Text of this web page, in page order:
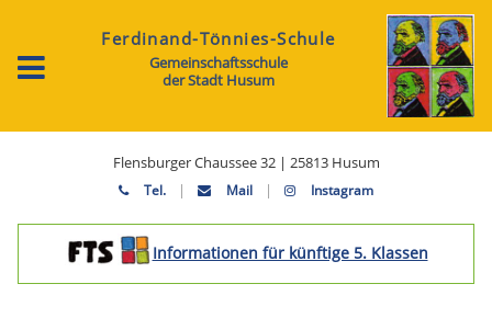
Ferdinand-Tönnies-Schule
Gemeinschaftsschule
der Stadt Husum
Flensburger Chaussee 32 | 25813 Husum
Tel. | Mail | Instagram
Informationen für künftige 5. Klassen